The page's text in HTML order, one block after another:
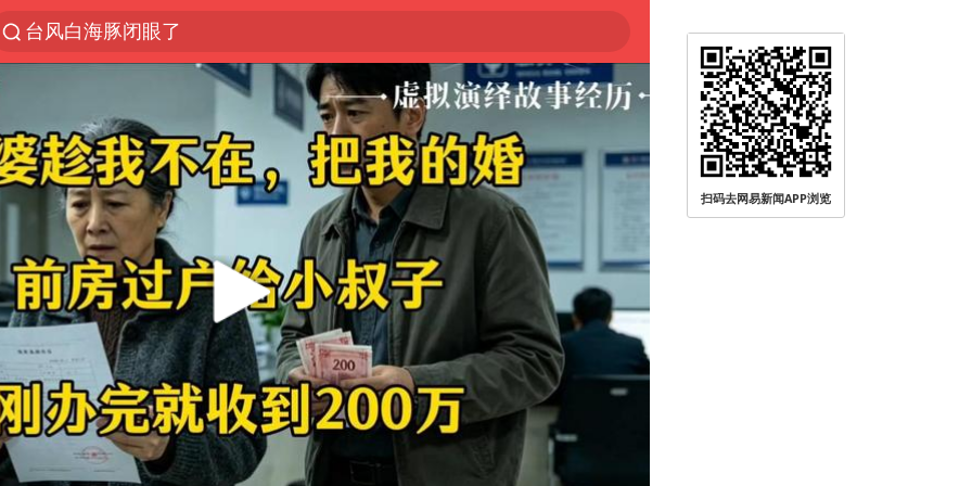
台风白海豚闭眼了
“China Cool”火了，老外爱上中国避暑游
香港宏福苑火灾或由烟头引起
浙江台州《告全体市民书》
枪击案后泰国拟推更严格枪支管控方案
四川宜宾3.4级地震
陕西柞水泥石流已致2死 仍有1人失联
泰国初中生饮弹自尽前开了26枪
多所高校取消艺考
网约车司机充电时猝死保险拒赔
店主称换“青海拉面”招牌后生意更好
上半年国内居民出游人次34.63亿
扫码去网易新闻APP浏览